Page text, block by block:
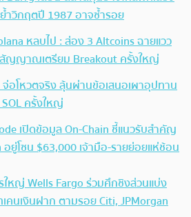
ำวิกฤตปี 1987 อาจซ้ำรอย
หลบไป : ส่อง 3 Altcoins ฉายแวว
ญญาณเตรียม Breakout ครั้งใหญ่
จ่อโหวตจริง ลุ้นผ่านข้อเสนอเผาอุปทาน
ครั้งใหญ่
เปิดข้อมูล On-Chain ชี้แนวรับสำคัญ
ยู่โซน $63,000 เจ้ามือ-รายย่อยแห่ช้อน
ใหญ่ Wells Fargo ร่วมศึกชิงส่วนแบ่ง
คนเงินฝาก ตามรอย Citi, JPMorgan